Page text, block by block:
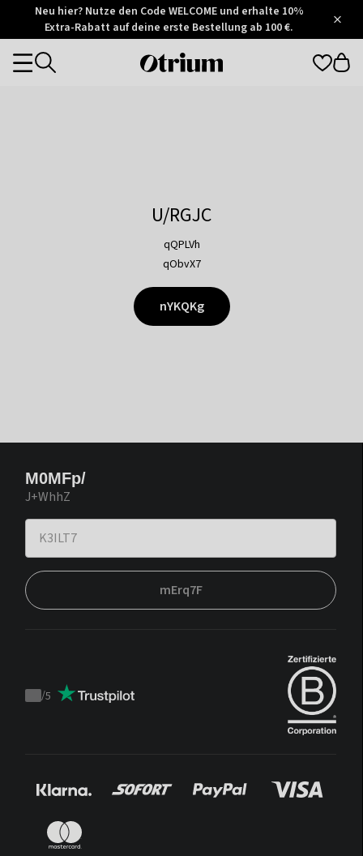
Otrium
Trustpilot
Neu hier? Nutze den Code WELCOME und erhalte 10%
Extra-Rabatt auf deine erste Bestellung ab 100 €.
Otrium
Categories
U/RGJC
qQPLVh
qObvX7
nYKQKg
M0MFp/
J+WhhZ
mErq7F
Trustpilot
/5